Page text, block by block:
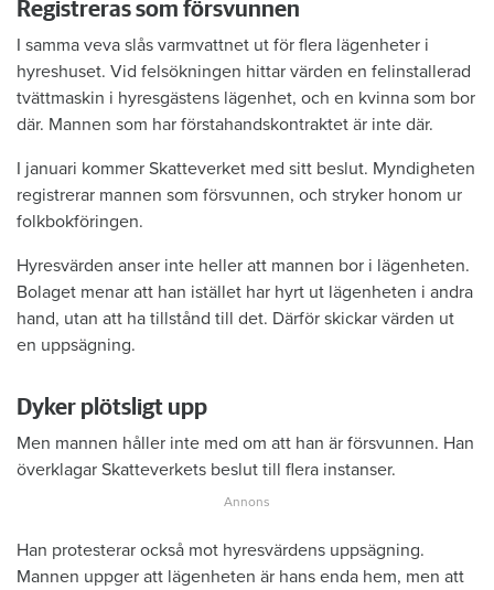
Registreras som försvunnen
I samma veva slås varmvattnet ut för flera lägenheter i
hyreshuset. Vid felsökningen hittar värden en felinstallerad
tvättmaskin i hyresgästens lägenhet, och en kvinna som bor
där. Mannen som har förstahandskontraktet är inte där.
I januari kommer Skatteverket med sitt beslut. Myndigheten
registrerar mannen som försvunnen, och stryker honom ur
folkbokföringen.
Hyresvärden anser inte heller att mannen bor i lägenheten.
Bolaget menar att han istället har hyrt ut lägenheten i andra
hand, utan att ha tillstånd till det. Därför skickar värden ut
en uppsägning.
Dyker plötsligt upp
Men mannen håller inte med om att han är försvunnen. Han
överklagar Skatteverkets beslut till flera instanser.
Han protesterar också mot hyresvärdens uppsägning.
Mannen uppger att lägenheten är hans enda hem, men att